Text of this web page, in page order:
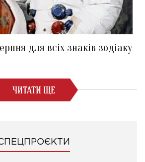
для всіх знаків зодіаку
ЧИТАТИ ЩЕ